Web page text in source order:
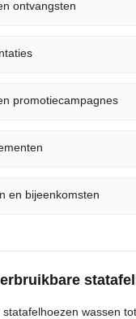
ontvangsten
promotiecampagnes
en bijeenkomsten
wassen